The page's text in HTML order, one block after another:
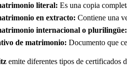
literal: Es una copia
en extracto: Contiene una
internacional o plurilingüe:
de matrimonio: Documento que
emite diferentes tipos de certificados